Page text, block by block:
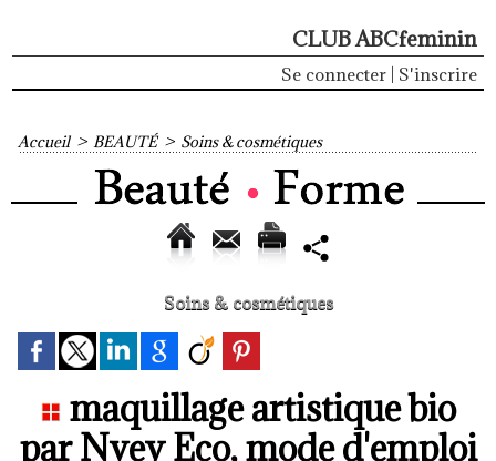
CLUB ABCfeminin
Se connecter S'inscrire
Accueil > BEAUTÉ > Soins & cosmétiques
Soins & cosmétiques
maquillage artistique bio
par Nvey Eco, mode d'emploi